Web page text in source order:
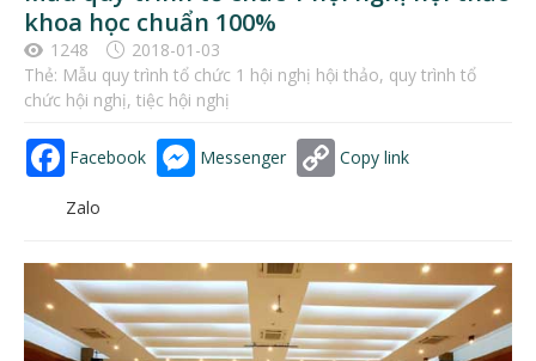
khoa học chuẩn 100%
1248
2018-01-03
Thẻ: Mẫu quy trình tổ chức 1 hội nghị hội thảo, quy trình tổ
chức hội nghị, tiệc hội nghị
Facebook Messenger Copy link
Zalo